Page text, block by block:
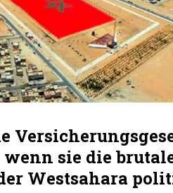
wenn sie die
Westsahara